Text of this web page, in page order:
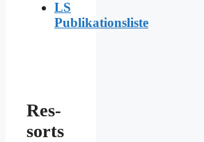
LS
Publikationsliste
Res­
sorts